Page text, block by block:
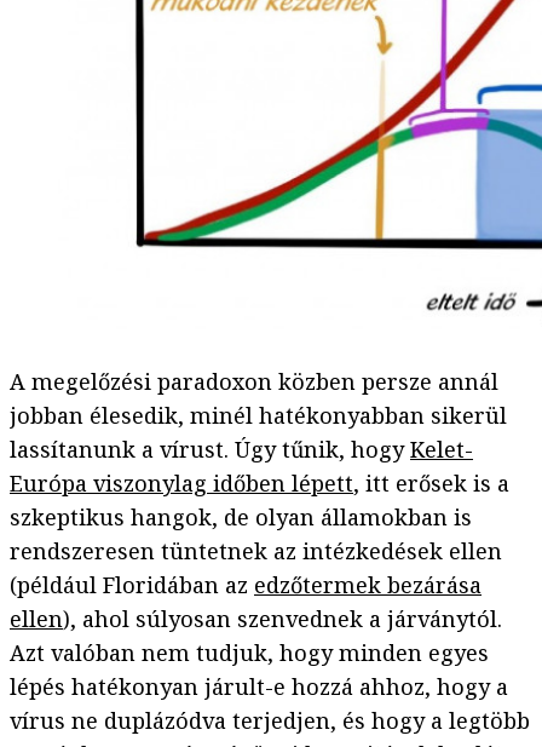
A megelőzési paradoxon közben persze annál
jobban élesedik, minél hatékonyabban sikerül
lassítanunk a vírust. Úgy tűnik, hogyKelet-
Európa viszonylag időben lépett, itt erősek is a
szkeptikus hangok, de olyan államokban is
rendszeresen tüntetnek az intézkedések ellen
(például Floridában az edzőtermek bezárása
ellen), ahol súlyosan szenvednek a járványtól.
Azt valóban nem tudjuk, hogy minden egyes
lépés hatékonyan járult-e hozzá ahhoz, hogy a
vírus ne duplázódva terjedjen, és hogy a legtöbb